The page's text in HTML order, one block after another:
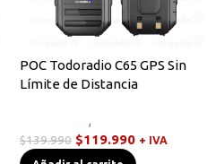
POC Todoradio C65 GPS Sin
Límite de Distancia
,
$139.990 $119.990 + IVA